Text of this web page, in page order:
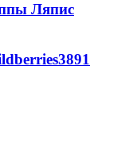
Ляпис
3891